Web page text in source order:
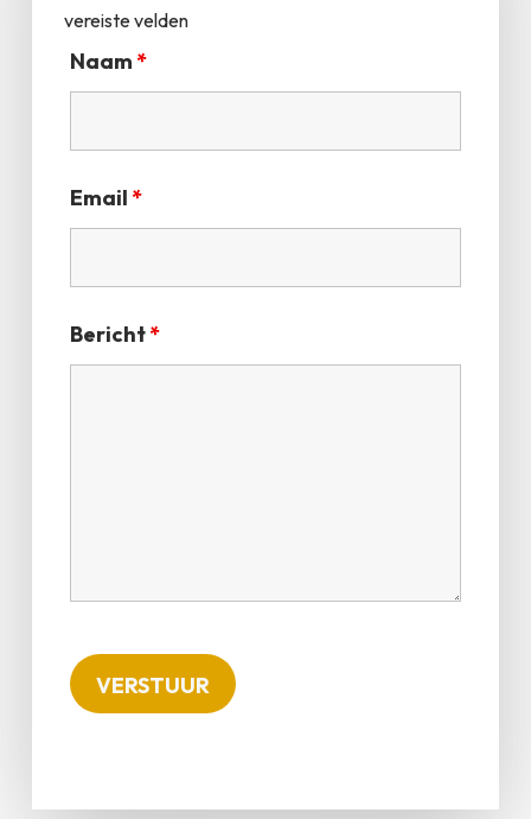
Geen producten in
de winkelwagen.
vereiste velden
Naam *
Email *
Bericht*